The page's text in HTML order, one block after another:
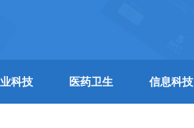
科技 医药卫生 信息科技